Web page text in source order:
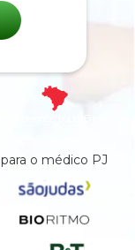
para o médico PJ